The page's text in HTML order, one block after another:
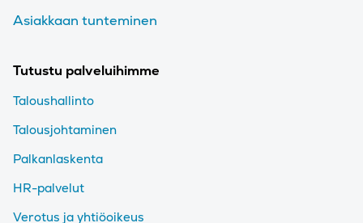
Asiakkaan tunteminen
Tutustu palveluihimme
Taloushallinto
Talousjohtaminen
Palkanlaskenta
HR-palvelut
Verotus ja yhtiöoikeus